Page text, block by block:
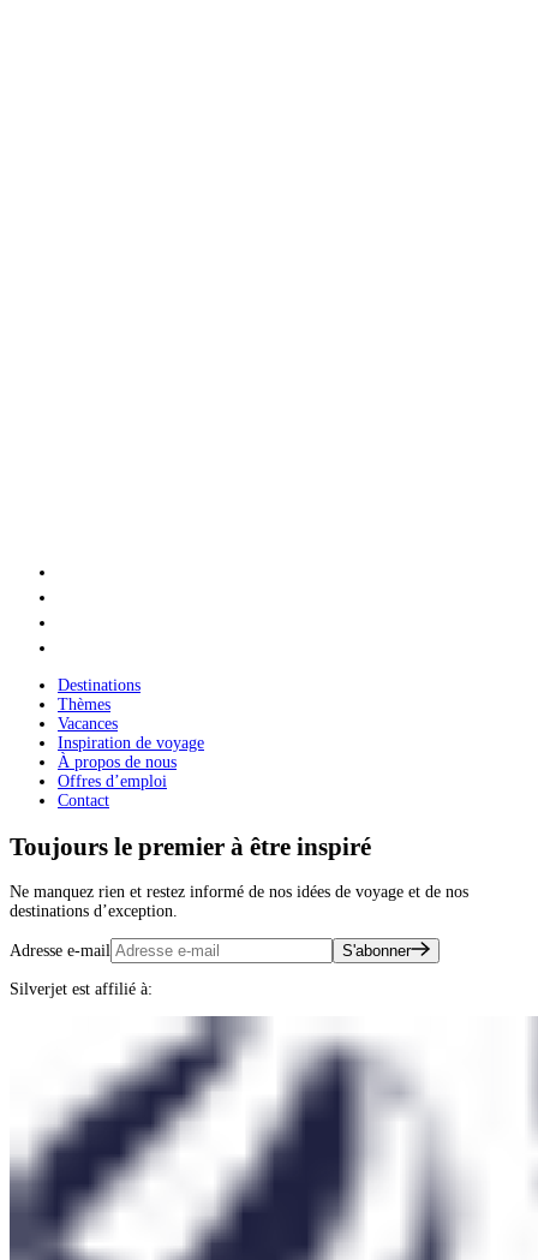
Destinations
Thèmes
Vacances
Inspiration de voyage
À propos de nous
Offres d’emploi
Contact
Toujours le premier à être inspiré
Ne manquez rien et restez informé de nos idées de voyage et de nos
destinations d’exception.
Adresse e-mail S'abonner
Silverjet est affilié à: